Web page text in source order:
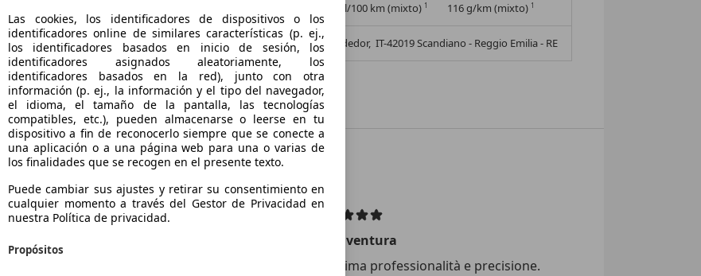
Vendedor,IT-42019 Scandiano - Reggio Emilia - RE
10,3 l/100 km (mixto) 1 116 g/km (mixto) 1
Vendedor, IT-42019 Scandiano - Reggio Emilia - RE
Mostrar todas las últimas ofertas
Luciano Bacoccoli
Bonaventura
Massima professionalità e precisione.
Las cookies, los identificadores de dispositivos o los
identificadores online de similares características (p. ej.,
los identificadores basados en inicio de sesión, los
identificadores asignados aleatoriamente, los
identificadores basados en la red), junto con otra
información (p. ej., la información y el tipo del navegador,
el idioma, el tamaño de la pantalla, las tecnologías
compatibles, etc.), pueden almacenarse o leerse en tu
dispositivo a fin de reconocerlo siempre que se conecte a
una aplicación o a una página web para una o varias de
los finalidades que se recogen en el presente texto.
Puede cambiar sus ajustes y retirar su consentimiento en
cualquier momento a través del Gestor de Privacidad en
nuestra Política de privacidad.
Propósitos